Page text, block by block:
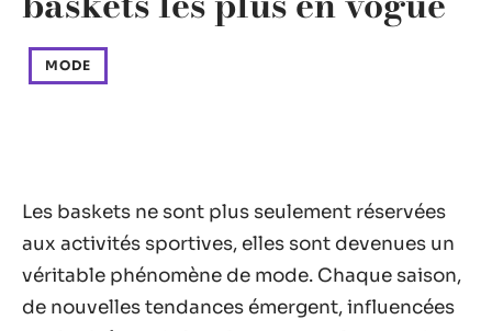
MODE
Les baskets ne sont plus seulement réservées
aux activités sportives, elles sont devenues un
véritable phénomène de mode. Chaque saison,
de nouvelles tendances émergent, influencées